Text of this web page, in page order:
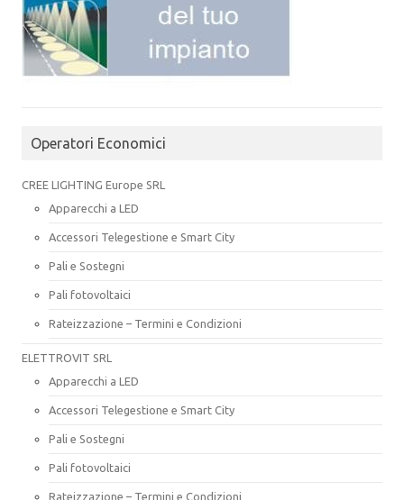
Operatori Economici
CREE LIGHTING Europe SRL
Apparecchi a LED
Accessori Telegestione e Smart City
Pali e Sostegni
Pali fotovoltaici
Rateizzazione – Termini e Condizioni
ELETTROVIT SRL
Apparecchi a LED
Accessori Telegestione e Smart City
Pali e Sostegni
Pali fotovoltaici
Rateizzazione – Termini e Condizioni